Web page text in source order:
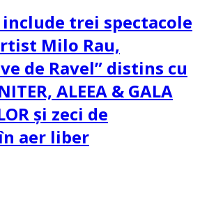
trei spectacole
Milo Rau,
de Ravel” distins cu
ALEEA & GALA
și zeci de
aer liber